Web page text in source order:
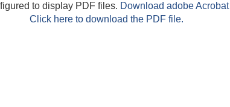
to display PDF files. Download adobe Acrobat
Click here to download the PDF file.